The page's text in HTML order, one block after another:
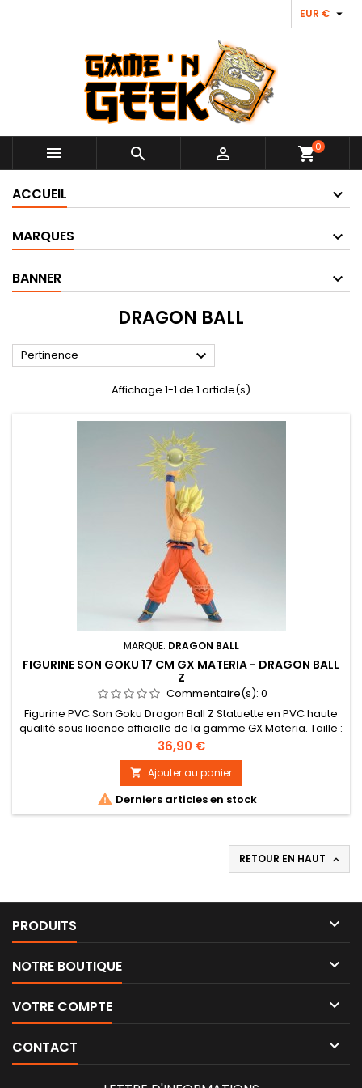
EUR € 
   shopping_cart0
ACCUEIL
MARQUES
BANNER
DRAGON BALL
Pertinence 
Affichage 1-1 de 1 article(s)
MARQUE: DRAGON BALL
FIGURINE SON GOKU 17 CM GX MATERIA - DRAGON BALL
Z
Commentaire(s): 0
Figurine PVC Son Goku Dragon Ball Z Statuette en PVC haute
qualité sous licence officielle de la gamme GX Materia. Taille :
17 cm environ
Prix
36,90 €
 Ajouter au panier
 Derniers articles en stock
RETOUR EN HAUT 
PRODUITS 
NOTRE BOUTIQUE 
VOTRE COMPTE 
CONTACT 